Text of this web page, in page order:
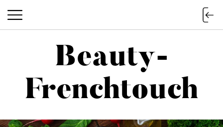
Beauty-Frenchtouch
Beauty-
Frenchtouch